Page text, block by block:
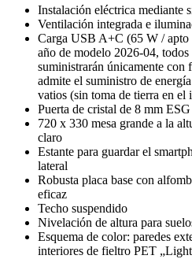
Instalación eléctrica mediante
Ventilación integrada e
Carga USB A+C (65 W / apto
año de modelo 2026-04,
suministrarán únicamente con
admite el suministro de
vatios (sin toma de tierra en el
Puerta de cristal de 8 mm ESG
720 x 330 mesa grande a la
claro
Estante para guardar el
lateral
Robusta placa base con
eficaz
Techo suspendido
Nivelación de altura para
Esquema de color: paredes
interiores de fieltro PET